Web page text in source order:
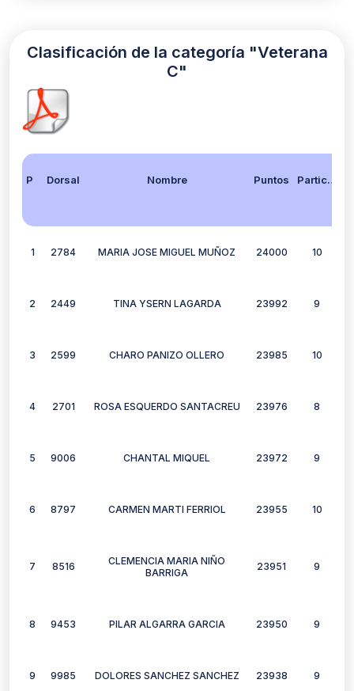
Clasificación de la categoría "Veterana
C"
Dorsal Nombre Puntos Participación
1 2784 MARIA JOSE MIGUEL MUÑOZ 24000 10
2 2449 TINA YSERN LAGARDA 23992 9
3 2599 CHARO PANIZO OLLERO 23985 10
4 2701 ROSA ESQUERDO SANTACREU 23976 8
5 9006 CHANTAL MIQUEL 23972 9
6 8797 CARMEN MARTI FERRIOL 23955 10
7 8516
CLEMENCIA MARIA NIÑO
BARRIGA
23951 9
8 9453 PILAR ALGARRA GARCIA 23950 9
9 9985 DOLORES SANCHEZ SANCHEZ 23938 9